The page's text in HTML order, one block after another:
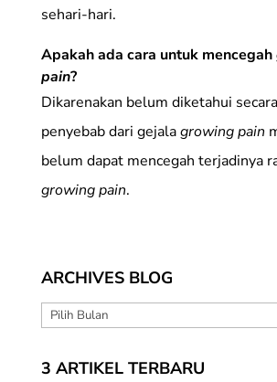
sehari-hari.
Apakah ada cara untuk mencegah
pain?
Dikarenakan belum diketahui
penyebab dari gejalagrowing pain
belum dapat mencegah terjadinya
growing pain.
ARCHIVES BLOG
ARCHIVES
3 ARTIKEL TERBARU